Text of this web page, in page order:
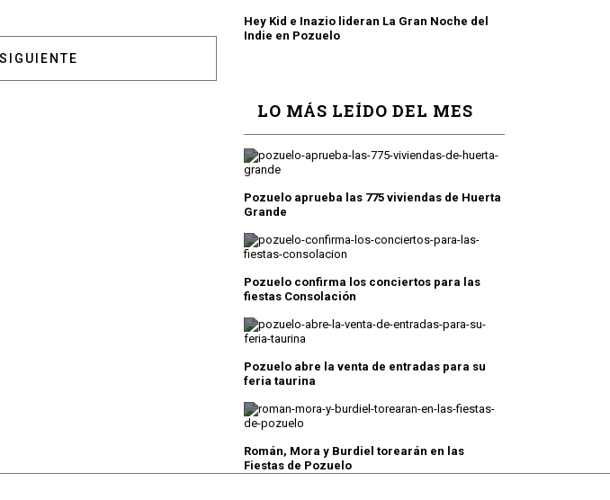
INTERNACIONAL DE LA MUJER CON UN MES DE ACTIVIDADES
ARTÍCULO SIGUIENTE: EL PLENO APRUEBA APOYAR LA PROPOSICIÓN DE LEY
SIGUIENTE
Hey Kid e Inazio lideran La Gran Noche del
Indie en Pozuelo
LO MÁS LEÍDO DEL MES
Pozuelo aprueba las 775 viviendas de Huerta
Grande
Pozuelo confirma los conciertos para las
fiestas Consolación
Pozuelo abre la venta de entradas para su
feria taurina
Román, Mora y Burdiel torearán en las
Fiestas de Pozuelo